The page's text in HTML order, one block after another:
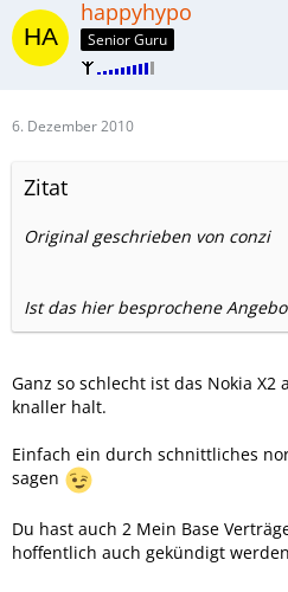
happyhypo
Senior Guru
6. Dezember 2010
Zitat
Original geschrieben von conzi
Ist das hier besprochene
Ganz so schlecht ist das Nokia
knaller halt.
Einfach ein durch schnittliches
sagen
Du hast auch 2 Mein Base
hoffentlich auch gekündigt